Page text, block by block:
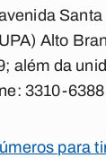
Alto
além da
3310-
para